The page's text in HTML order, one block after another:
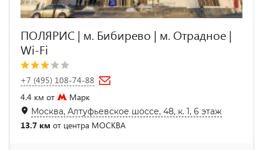
ПОЛЯРИС | м. Бибирево | м. Отрадное |
Wi-Fi
+7 (495) 108-74-88
4.4 км от
Марк
Москва, Алтуфьевское шоссе, 48, к. 1, 6 этаж
13.7 км от центра МОСКВА